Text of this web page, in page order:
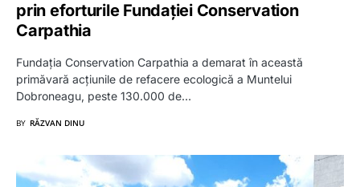
prin eforturile Fundației Conservation
Carpathia
Fundația Conservation Carpathia a demarat în această
primăvară acțiunile de refacere ecologică a Muntelui
Dobroneagu, peste 130.000 de…
BY RĂZVAN DINU